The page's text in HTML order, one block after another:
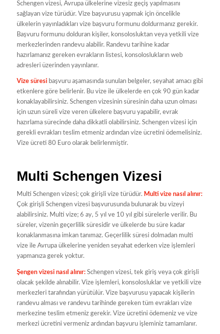
Schengen vizesi, Avrupa ülkelerine vizesiz geçiş yapılmasını
sağlayan vize türüdür. Vize başvurusu yapmak için öncelikle
ülkelerin yayınladıkları vize başvuru formunu doldurmanız gerekir.
Başvuru formunu dolduran kişiler, konsolosluktan veya yetkili vize
merkezlerinden randevu alabilir. Randevu tarihine kadar
hazırlamanız gereken evrakların listesi, konsoloslukların web
adresleri üzerinden yayınlanır.
Vize süresi başvuru aşamasında sunulan belgeler, seyahat amacı gibi
etkenlere göre belirlenir. Bu vize ile ülkelerde en çok 90 gün kadar
konaklayabilirsiniz. Schengen vizesinin süresinin daha uzun olması
için uzun süreli vize veren ülkelere başvuru yapabilir, evrak
hazırlama sürecinde daha dikkatli olabilirsiniz. Schengen vizesi için
gerekli evrakları teslim etmeniz ardından vize ücretini ödemelisiniz.
Vize ücreti 80 Euro olarak belirlenmiştir.
Multi Schengen Vizesi
Multi Schengen vizesi; çok girişli vize türüdür. Multi vize nasıl alınır:
Çok girişli Schengen vizesi başvurusunda bulunarak bu vizeyi
alabilirsiniz. Multi vize; 6 ay, 5 yıl ve 10 yıl gibi sürelerle verilir. Bu
süreler, vizenin geçerlilik süresidir ve ülkelerde bu süre kadar
konaklanmasına imkan tanımaz. Geçerlilik süresi dolmadan multi
vize ile Avrupa ülkelerine yeniden seyahat ederken vize işlemleri
yapmanıza gerek yoktur.
Şengen vizesi nasıl alınır: Schengen vizesi, tek giriş veya çok girişli
olacak şekilde alınabilir. Vize işlemleri, konsolosluklar ve yetkili vize
merkezleri tarafından yürütülür. Vize başvurusu yapacak kişilerin
randevu alması ve randevu tarihinde gereken tüm evrakları vize
merkezine teslim etmeniz gerekir. Vize ücretini ödemeniz ve vize
merkezi ücretini vermeniz ardından başvuru işleminiz tamamlanır.